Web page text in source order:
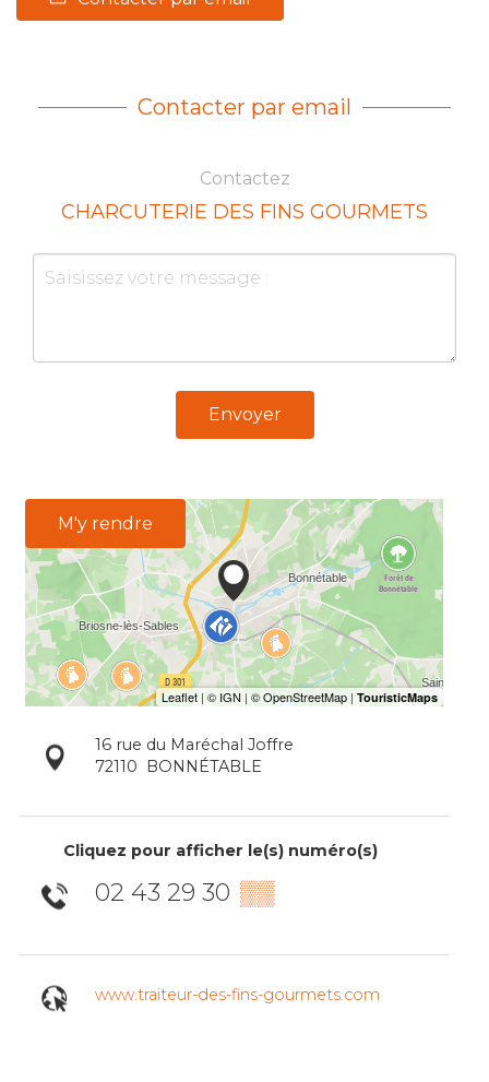
Contacter par email
Contactez
CHARCUTERIE DES FINS GOURMETS
Envoyer
M'y rendre
16 rue du Maréchal Joffre
72110
BONNÉTABLE
Cliquez pour afficher le(s) numéro(s)
02 43 29 30 ▒▒
www.traiteur-des-fins-gourmets.com